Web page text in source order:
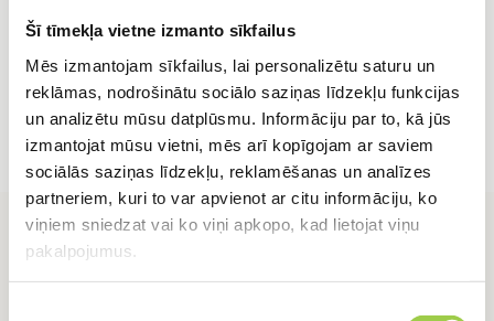
Šī tīmekļa vietne izmanto sīkfailus
Mēs izmantojam sīkfailus, lai personalizētu saturu un
reklāmas, nodrošinātu sociālo saziņas līdzekļu funkcijas
un analizētu mūsu datplūsmu. Informāciju par to, kā jūs
izmantojat mūsu vietni, mēs arī kopīgojam ar saviem
sociālās saziņas līdzekļu, reklamēšanas un analīzes
partneriem, kuri to var apvienot ar citu informāciju, ko
viņiem sniedzat vai ko viņi apkopo, kad lietojat viņu
pakalpojumus.